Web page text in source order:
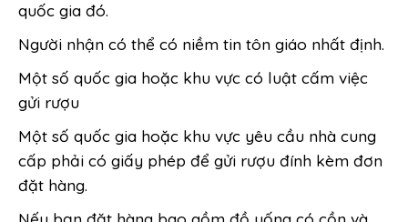
quốc gia đó.
Người nhận có thể có niềm tin tôn giáo nhất định.
Một số quốc gia hoặc khu vực có luật cấm việc
gửi rượu
Một số quốc gia hoặc khu vực yêu cầu nhà cung
cấp phải có giấy phép để gửi rượu đính kèm đơn
đặt hàng.